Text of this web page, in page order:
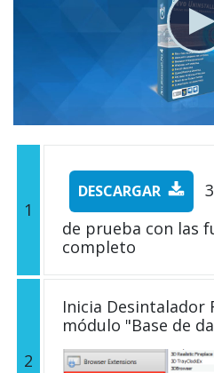
1
DESCARGAR
de prueba con las
completo
2
Inicia Desintalador
módulo "Base de